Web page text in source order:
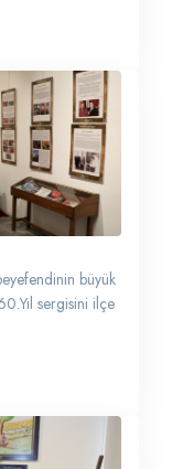
büyük
sergisini ilçe